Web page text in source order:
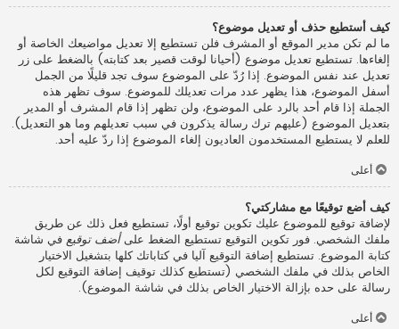
كيف أستطيع حذف أو تعديل موضوع؟
ما لم تكن مدير الموقع أو المشرف فلن تستطيع إلا تعديل مواضيعك الخاصة أو
إلغاءها. تستطيع تعديل موضوع (أحيانا لوقت قصير بعد كتابته) بالضغط على زر
تعديل عند نفس الموضوع. إذا رُدّ على الموضوع سوف تجد قليلًا من الجمل
أسفل الموضوع، هذا يظهر عدد مرات تعديلك للموضوع. سوف تظهر هذه
الجملة إذا قام أحد بالرد على الموضوع، ولن تظهر إذا قام المشرف أو المدير
بتعديل الموضوع (عليهم ترك رسالة يذكرون في سبب تعديلهم وما هو التعديل).
للعلم لا يستطيع المستخدمون العاديون إلغاء الموضوع إذا ردّ عليه أحد.
أعلى
كيف أضع توقيعًا مع مشاركتي؟
لإضافة توقيع للموضوع عليك تكوين توقيع أولًا، تستطيع فعل ذلك عن طريق
ملفك الشخصي. فور تكوين التوقيع تستطيع الضغط علىأضف توقيع في شاشة
كتابة الموضوع. تستطيع إضافة التوقيع آليا في كتاباتك كلها بتشغيل الاختيار
الخاص بذلك في ملفك الشخصي (تستطيع كذلك توقيف إضافة التوقيع لكل
رسالة على حده بإزالة الاختيار الخاص بذلك في شاشة الموضوع).
أعلى